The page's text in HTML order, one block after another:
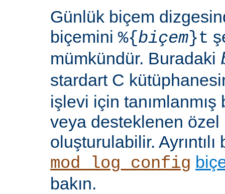
Günlük biçem
biçemini %{ biçem }t
mümkündür. Buradaki
stardart C
işlevi için
veya desteklenen
oluşturulabilir.
mod_log_config
bakın.